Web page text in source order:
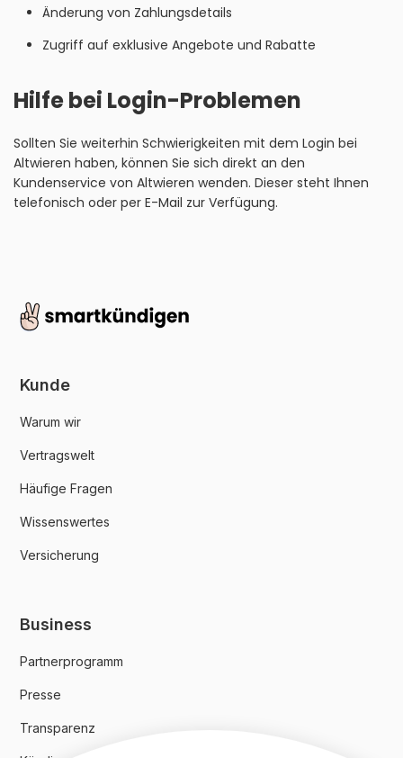
Änderung von Zahlungsdetails
Zugriff auf exklusive Angebote und Rabatte
Hilfe bei Login-Problemen
Sollten Sie weiterhin Schwierigkeiten mit dem Login bei
Altwieren haben, können Sie sich direkt an den
Kundenservice von Altwieren wenden. Dieser steht Ihnen
telefonisch oder per E-Mail zur Verfügung.
Kunde
Warum wir
Vertragswelt
Häufige Fragen
Wissenswertes
Versicherung
Business
Partnerprogramm
Presse
Transparenz